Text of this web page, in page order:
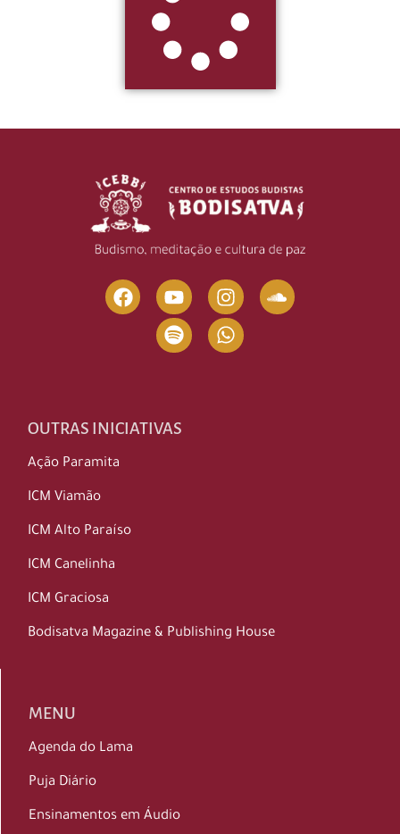
OUTRAS INICIATIVAS
Ação Paramita
ICM Viamão
ICM Alto Paraíso
ICM Canelinha
ICM Graciosa
Bodisatva Magazine & Publishing House
MENU
Agenda do Lama
Puja Diário
Ensinamentos em Áudio